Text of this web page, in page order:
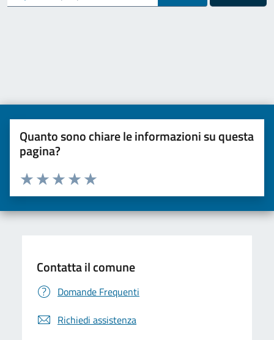
Quanto sono chiare le informazioni su questa
pagina?
Valuta da 1 a 5 stelle la pagina
Valuta 5 stelle su 5
Valuta 4 stelle su 5
Valuta 3 stelle su 5
Valuta 2 stelle su 5
Valuta una stella su 5
Contatta il comune
Domande Frequenti
Richiedi assistenza